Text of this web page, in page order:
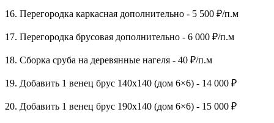
16. Перегородка каркасная дополнительно - 5 500 ₽/п.м
17. Перегородка брусовая дополнительно - 6 000 ₽/п.м
18. Сборка сруба на деревянные нагеля - 40 ₽/п.м
19. Добавить 1 венец брус 140х140 (дом 6×6) - 14 000 ₽
20. Добавить 1 венец брус 190х140 (дом 6×6) - 15 000 ₽